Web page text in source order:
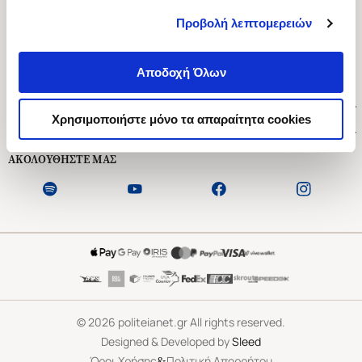
Προβολή λεπτομερειών
Αποδοχή Όλων
Χρησιμοποιήστε μόνο τα απαραίτητα cookies
Ασκληπιού 1-3, Αθήνα 106 79
Δευτέρα - Παρασκευή 09:00-21:00
Εξυπηρέτηση Πελατών
ΑΚΟΛΟΥΘΗΣΤΕ ΜΑΣ
©2026 politeianet.gr All rights reserved.
Designed & Developed bySleed